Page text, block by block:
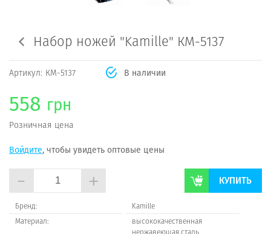
Набор ножей "Kamille" КМ-5137
Артикул: КМ-5137 В наличии
558 грн
Розничная цена
Войдите, чтобы увидеть оптовые цены
- + КУПИТЬ
Бренд:
Kamillе
Материал:
высококачественная
нержавеющая сталь